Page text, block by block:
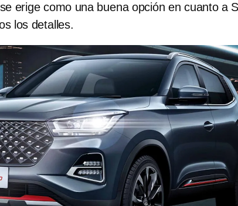
erige como una buena opción en cuanto a
los detalles.